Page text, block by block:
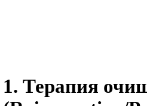
1. Терапия